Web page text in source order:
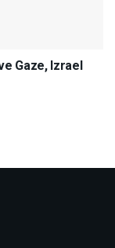
Gaze, Izrael